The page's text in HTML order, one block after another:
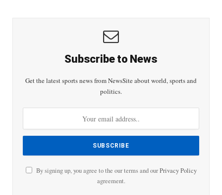
Subscribe to News
Get the latest sports news from NewsSite about world, sports and
politics.
By signing up, you agree to the our terms and ourPrivacy Policy
agreement.